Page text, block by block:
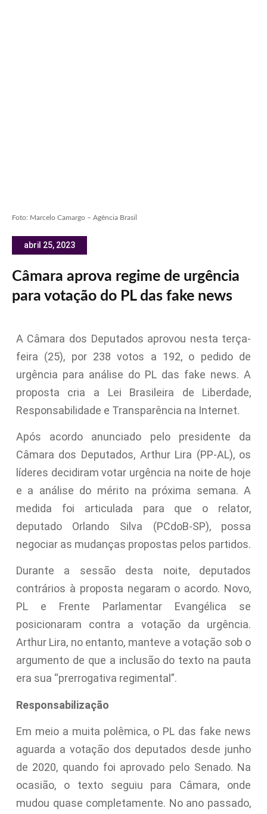
Foto: Marcelo Camargo – Agência Brasil
abril 25, 2023
Câmara aprova regime de urgência
para votação do PL das fake news
A Câmara dos Deputados aprovou nesta terça-
feira (25), por 238 votos a 192, o pedido de
urgência para análise do PL das fake news. A
proposta cria a Lei Brasileira de Liberdade,
Responsabilidade e Transparência na Internet.
Após acordo anunciado pelo presidente da
Câmara dos Deputados, Arthur Lira (PP-AL), os
líderes decidiram votar urgência na noite de hoje
e a análise do mérito na próxima semana. A
medida foi articulada para que o relator,
deputado Orlando Silva (PCdoB-SP), possa
negociar as mudanças propostas pelos partidos.
Durante a sessão desta noite, deputados
contrários à proposta negaram o acordo. Novo,
PL e Frente Parlamentar Evangélica se
posicionaram contra a votação da urgência.
Arthur Lira, no entanto, manteve a votação sob o
argumento de que a inclusão do texto na pauta
era sua “prerrogativa regimental”.
Responsabilização
Em meio a muita polêmica, o PL das fake news
aguarda a votação dos deputados desde junho
de 2020, quando foi aprovado pelo Senado. Na
ocasião, o texto seguiu para Câmara, onde
mudou quase completamente. No ano passado,